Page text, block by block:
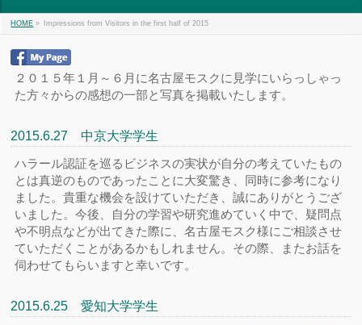
HOME » Impressions from Visitors in the first half of 2015
２０１５年１月～６月に名古屋モスクに見学にいらっしゃっ
た方々からの感想の一部と写真を掲載いたします。
2015.6.27 中京大学学生
ハラール認証を巡るビジネスの実状が自分の考えていたもの
とは真逆のものであったことに大変驚き、同時に参考になり
ました。貴重な機会を設けていただき、誠にありがとうござ
いました。今後、自分の学習や研究進めていく中で、疑問点
や不明点などが出てきた際に、名古屋モスク様にご相談させ
ていただくことがあるかもしれません。その際、またお話を
伺わせてもらいますと幸いです。
2015.6.25 愛知大学学生